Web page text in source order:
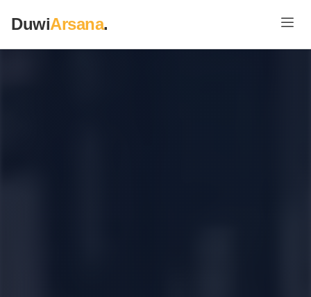
DuwiArsana.